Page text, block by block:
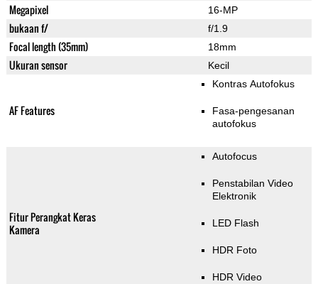
Megapixel 16-MP
bukaan f/ f/1.9
Focal length (35mm) 18mm
Ukuran sensor Kecil
AF Features
Kontras Autofokus
Fasa-pengesanan
autofokus
Fitur Perangkat Keras
Kamera
Autofocus
Penstabilan Video
Elektronik
LED Flash
HDR Foto
HDR Video